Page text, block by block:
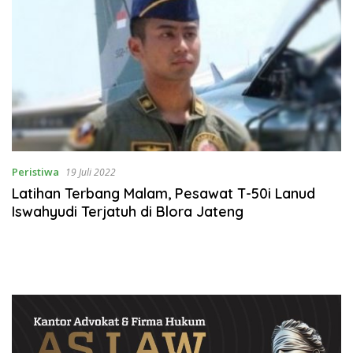
Peristiwa 19 Juli 2022
Latihan Terbang Malam, Pesawat T-50i Lanud
Iswahyudi Terjatuh di Blora Jateng